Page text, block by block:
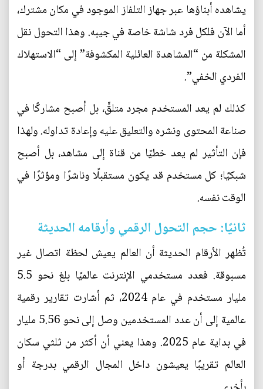
يشاهده أبناؤها عبر جهاز التلفاز الموجود في مكان مشترك،
أما الآن فلكل فرد شاشة خاصة في جيبه. وهذا التحول نقل
المشكلة من “المشاهدة العائلية المكشوفة” إلى “الاستهلاك
الفردي الخفي”.
كذلك لم يعد المستخدم مجرد متلقٍّ، بل أصبح مشاركًا في
صناعة المحتوى ونشره والتعليق عليه وإعادة تداوله. ولهذا
فإن التأثير لم يعد خطيًا من قناة إلى مشاهد، بل أصبح
شبكيًا؛ كل مستخدم قد يكون مستقبلًا وناشرًا ومؤثرًا في
الوقت نفسه.
ثانيًا: حجم التحول الرقمي وأرقامه الحديثة
تُظهر الأرقام الحديثة أن العالم يعيش لحظة اتصال غير
مسبوقة. فعدد مستخدمي الإنترنت عالميًا بلغ نحو 5.5
مليار مستخدم في عام 2024، ثم أشارت تقارير رقمية
عالمية إلى أن عدد المستخدمين وصل إلى نحو 5.56 مليار
في بداية عام 2025. وهذا يعني أن أكثر من ثلثي سكان
العالم تقريبًا يعيشون داخل المجال الرقمي بدرجة أو